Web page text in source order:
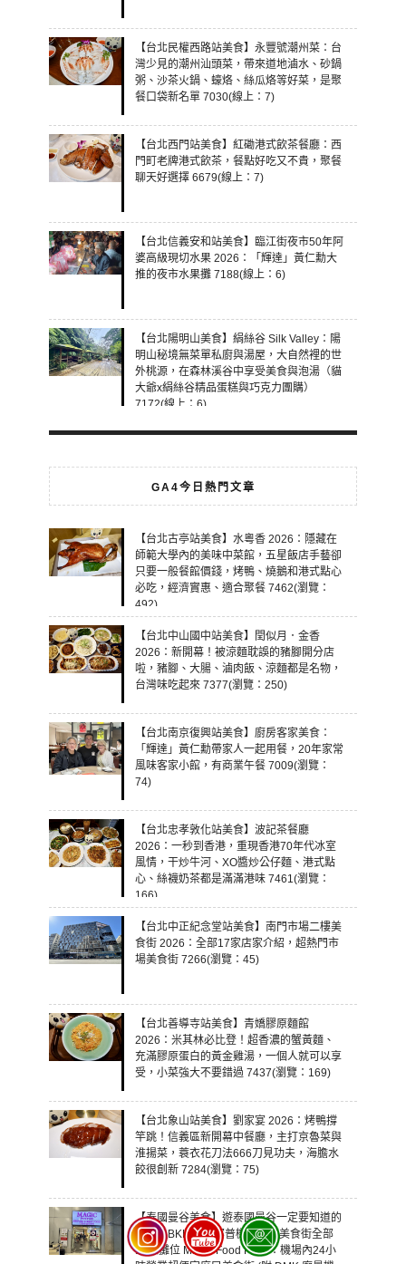
【台北民權西路站美食】永豐號潮州菜：台
灣少見的潮州汕頭菜，帶來道地滷水、砂鍋
粥、沙茶火鍋、蠔烙、絲瓜烙等好菜，是聚
餐口袋新名單 7030(線上：7)
【台北西門站美食】紅磡港式飲茶餐廳：西
門町老牌港式飲茶，餐點好吃又不貴，聚餐
聊天好選擇 6679(線上：7)
【台北信義安和站美食】臨江街夜市50年阿
婆高級現切水果 2026：「輝達」黃仁勳大
推的夜市水果攤 7188(線上：6)
【台北陽明山美食】絹絲谷 Silk Valley：陽
明山秘境無菜單私廚與湯屋，大自然裡的世
外桃源，在森林溪谷中享受美食與泡湯（貓
大爺x絹絲谷精品蛋糕與巧克力團購）
7172(線上：6)
GA4今日熱門文章
【台北古亭站美食】水粵香 2026：隱藏在
師範大學內的美味中菜館，五星飯店手藝卻
只要一般餐館價錢，烤鴨、燒鵝和港式點心
必吃，經濟實惠、適合聚餐 7462(瀏覽：
492)
【台北中山國中站美食】閏似月．金香
2026：新開幕！被涼麵耽誤的豬腳開分店
啦，豬腳、大腸、滷肉飯、涼麵都是名物，
台灣味吃起來 7377(瀏覽：250)
【台北南京復興站美食】廚房客家美食：
「輝達」黃仁勳帶家人一起用餐，20年家常
風味客家小館，有商業午餐 7009(瀏覽：
74)
【台北忠孝敦化站美食】波記茶餐廳
2026：一秒到香港，重現香港70年代冰室
風情，干炒牛河、XO醬炒公仔麵、港式點
心、絲襪奶茶都是滿滿港味 7461(瀏覽：
166)
【台北中正紀念堂站美食】南門市場二樓美
食街 2026：全部17家店家介紹，超熱門市
場美食街 7266(瀏覽：45)
【台北善導寺站美食】青嬌膠原麵館
2026：米其林必比登！超香濃的蟹黃麵、
充滿膠原蛋白的黃金雞湯，一個人就可以享
受，小菜強大不要錯過 7437(瀏覽：169)
【台北象山站美食】劉家宴 2026：烤鴨撐
竿跳！信義區新開幕中餐廳，主打京魯菜與
淮揚菜，蓑衣花刀法666刀見功夫，海膽水
餃很創新 7284(瀏覽：75)
【泰國曼谷美食】遊泰國曼谷一定要知道的
情報，BKK 素萬那普機場奇蹟美食街全部
17家攤位 Magic Food Point：機場內24小